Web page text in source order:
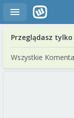
Przeglądasz
Wszystkie